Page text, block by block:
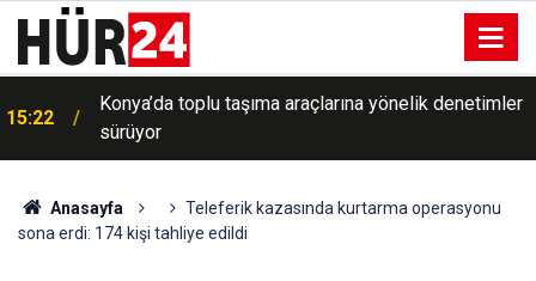
15:22
Konya’da toplu taşıma araçlarına yönelik denetimler
sürüyor
Anasayfa
Teleferik kazasında kurtarma operasyonu
sona erdi: 174 kişi tahliye edildi